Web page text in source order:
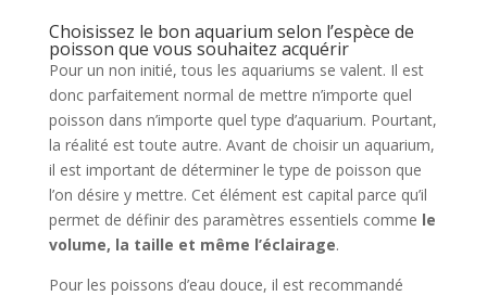
Choisissez le bon aquarium selon l’espèce de
poisson que vous souhaitez acquérir
Pour un non initié, tous les aquariums se valent. Il est
donc parfaitement normal de mettre n’importe quel
poisson dans n’importe quel type d’aquarium. Pourtant,
la réalité est toute autre. Avant de choisir un aquarium,
il est important de déterminer le type de poisson que
l’on désire y mettre. Cet élément est capital parce qu’il
permet de définir des paramètres essentiels comme le
volume, la taille et même l’éclairage.
Pour les poissons d’eau douce, il est recommandé